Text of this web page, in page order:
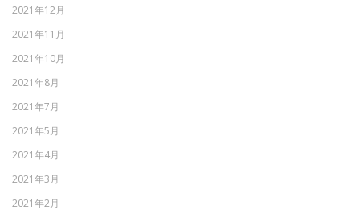
2021年12月
2021年11月
2021年10月
2021年8月
2021年7月
2021年5月
2021年4月
2021年3月
2021年2月